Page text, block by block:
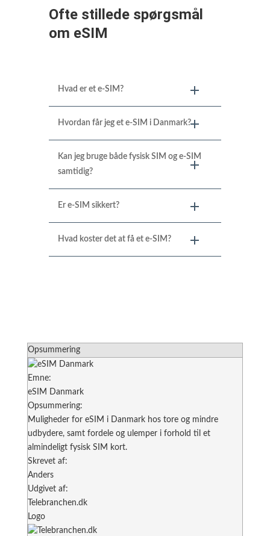
Ofte stillede spørgsmål
om eSIM
Hvad er et e-SIM?
Hvordan får jeg et e-SIM i Danmark?
Kan jeg bruge både fysisk SIM og e-SIM
samtidig?
Er e-SIM sikkert?
Hvad koster det at få et e-SIM?
Opsummering
Emne:
eSIM Danmark
Opsummering:
Muligheder for eSIM i Danmark hos tore og mindre
udbydere, samt fordele og ulemper i forhold til et
almindeligt fysisk SIM kort.
Skrevet af:
Anders
Udgivet af:
Telebranchen.dk
Logo